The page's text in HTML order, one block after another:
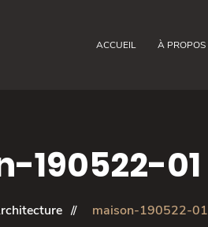
ACCUEIL À PROPOS
190522-01
maison-190522-01